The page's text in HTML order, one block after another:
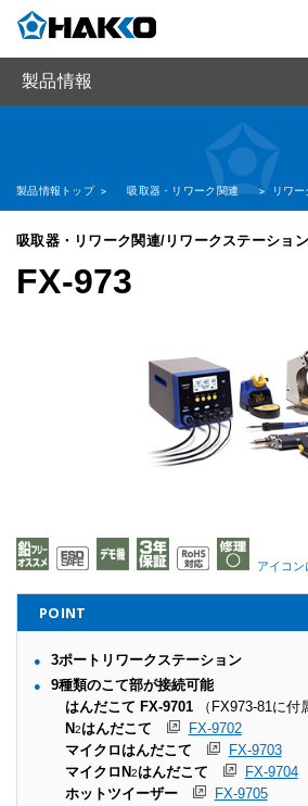
製品情報
製品情報トップ > 吸取器・リワーク関連 > リワ
吸取器・リワーク関連/リワークステーション
FX-973
アイコン
POINT
3ポートリワークステーション
9種類のこて部が接続可能
はんだこて FX-9701
（FX973-81に付
N2はんだこて
FX-9702
マイクロはんだこて
FX-9703
マイクロN2はんだこて
FX-9704
ホットツイーザー
FX-9705